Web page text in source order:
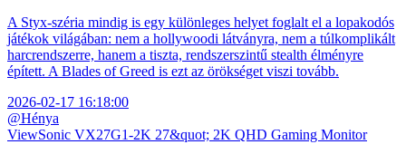
A Styx-széria mindig is egy különleges helyet foglalt el a lopakodós
játékok világában: nem a hollywoodi látványra, nem a túlkomplikált
harcrendszerre, hanem a tiszta, rendszerszintű stealth élményre
épített. A Blades of Greed is ezt az örökséget viszi tovább.
2026-02-17 16:18:00
@Hénya
ViewSonic VX27G1-2K 27&quot; 2K QHD Gaming Monitor